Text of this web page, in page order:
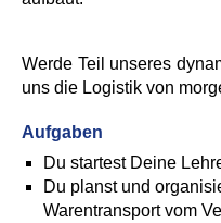
Werde Teil unseres
uns die Logistik von
Aufgaben
Du startest Deine
Du planst und
Warentransport vom